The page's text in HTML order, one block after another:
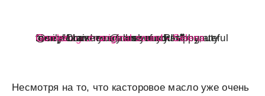
@selenagomez
@rarebeauty happy, merry Christmas from your Rare beauty family!! Love you all so much! I’m grateful for each and every one of you 💕@sephora
♬ original sound - Selena Gomez
Несмотря на то, что касторовое масло уже очень